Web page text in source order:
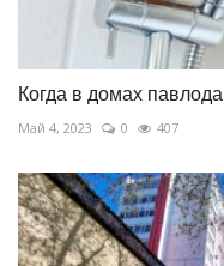
Когда в домах
Май 4, 2023 0 407